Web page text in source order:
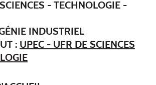
- TECHNOLOGIE -
INDUSTRIEL
: UPEC - UFR DE SCIENCES